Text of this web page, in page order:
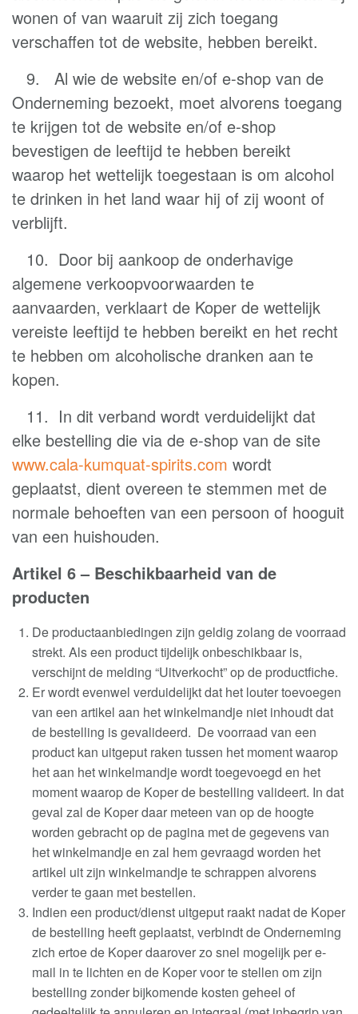
wonen of van waaruit zij zich toegang
verschaffen tot de website, hebben bereikt.
9. Al wie de website en/of e-shop van de
Onderneming bezoekt, moet alvorens toegang
te krijgen tot de website en/of e-shop
bevestigen de leeftijd te hebben bereikt
waarop het wettelijk toegestaan is om alcohol
te drinken in het land waar hij of zij woont of
verblijft.
10. Door bij aankoop de onderhavige
algemene verkoopvoorwaarden te
aanvaarden, verklaart de Koper de wettelijk
vereiste leeftijd te hebben bereikt en het recht
te hebben om alcoholische dranken aan te
kopen.
11. In dit verband wordt verduidelijkt dat
elke bestelling die via de e-shop van de site
www.cala-kumquat-spirits.com wordt
geplaatst, dient overeen te stemmen met de
normale behoeften van een persoon of hooguit
van een huishouden.
Artikel 6 – Beschikbaarheid van de
producten
De productaanbiedingen zijn geldig zolang de voorraad
strekt. Als een product tijdelijk onbeschikbaar is,
verschijnt de melding “Uitverkocht” op de productfiche.
Er wordt evenwel verduidelijkt dat het louter toevoegen
van een artikel aan het winkelmandje niet inhoudt dat
de bestelling is gevalideerd. De voorraad van een
product kan uitgeput raken tussen het moment waarop
het aan het winkelmandje wordt toegevoegd en het
moment waarop de Koper de bestelling valideert. In dat
geval zal de Koper daar meteen van op de hoogte
worden gebracht op de pagina met de gegevens van
het winkelmandje en zal hem gevraagd worden het
artikel uit zijn winkelmandje te schrappen alvorens
verder te gaan met bestellen.
Indien een product/dienst uitgeput raakt nadat de Koper
de bestelling heeft geplaatst, verbindt de Onderneming
zich ertoe de Koper daarover zo snel mogelijk per e-
mail in te lichten en de Koper voor te stellen om zijn
bestelling zonder bijkomende kosten geheel of